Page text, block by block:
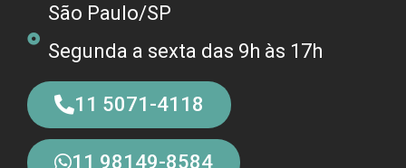
São Paulo/SP
Segunda a sexta das 9h às 17h
11 5071-4118
11 98149-8584